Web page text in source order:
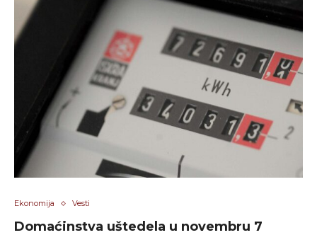
Ekonomija Vesti
Domaćinstva uštedela u novembru 7